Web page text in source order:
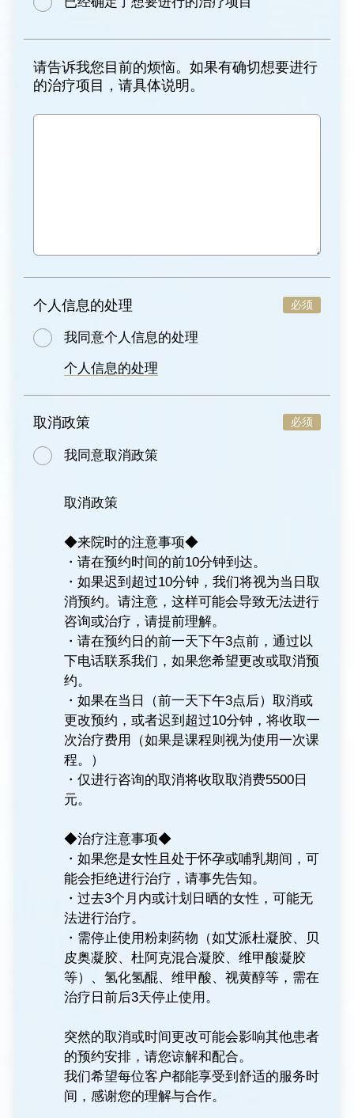
请告诉我您目前的烦恼。如果有确切想要进行
的治疗项目，请具体说明。
个人信息的处理 必须
我同意个人信息的处理
个人信息的处理
取消政策 必须
我同意取消政策
取消政策
◆来院时的注意事项◆
・请在预约时间的前10分钟到达。
・如果迟到超过10分钟，我们将视为当日取
消预约。请注意，这样可能会导致无法进行
咨询或治疗，请提前理解。
・请在预约日的前一天下午3点前，通过以
下电话联系我们，如果您希望更改或取消预
约。
・如果在当日（前一天下午3点后）取消或
更改预约，或者迟到超过10分钟，将收取一
次治疗费用（如果是课程则视为使用一次课
程。）
・仅进行咨询的取消将收取取消费5500日
元。
◆治疗注意事项◆
・如果您是女性且处于怀孕或哺乳期间，可
能会拒绝进行治疗，请事先告知。
・过去3个月内或计划日晒的女性，可能无
法进行治疗。
・需停止使用粉刺药物（如艾派杜凝胶、贝
皮奥凝胶、杜阿克混合凝胶、维甲酸凝胶
等）、氢化氢醌、维甲酸、视黄醇等，需在
治疗日前后3天停止使用。
突然的取消或时间更改可能会影响其他患者
的预约安排，请您谅解和配合。
我们希望每位客户都能享受到舒适的服务时
间，感谢您的理解与合作。